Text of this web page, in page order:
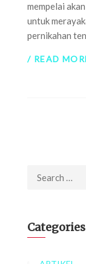
mempelai
untuk
pernikahan
/ READ
Search
Categories